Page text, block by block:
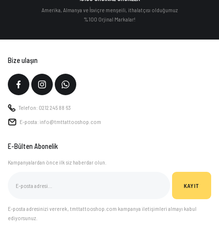
Amerika, Almanya ve İsviçre menşeili, ithalatçısı olduğumuz
%100 Orjinal Markalar!
Bize ulaşın
Telefon: 0212 245 88 63
E-posta: info@tmttattooshop.com
E-Bülten Abonelik
Kampanyalardan önce ilk siz haberdar olun.
KAYIT
E-posta adresinizi vererek, tmttattooshop.com kampanya iletişimleri almayı kabul
ediyorsunuz.